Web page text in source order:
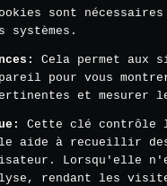
sont
systèmes.
:
Cela permet aux
pour vous
et mesurer
:
Cette clé contrôle
aide à recueillir
Lorsqu'elle
rendant les